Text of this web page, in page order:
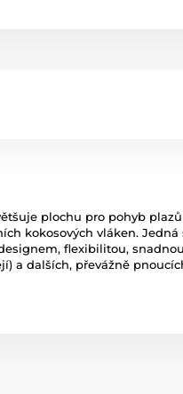
plochu pro pohyb
kokosových vláken.
flexibilitou,
a dalších, převážně